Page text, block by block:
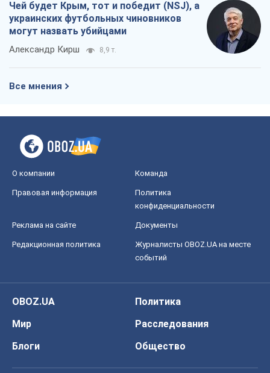
Чей будет Крым, тот и победит (NSJ), а
украинских футбольных чиновников
могут назвать убийцами
Александр Кирш 8,9 т.
Все мнения
О компании Команда
Правовая информация
Политика
конфиденциальности
Реклама на сайте Документы
Редакционная политика
Журналисты OBOZ.UA на месте
событий
OBOZ.UA
Политика
Мир
Расследования
Блоги
Общество